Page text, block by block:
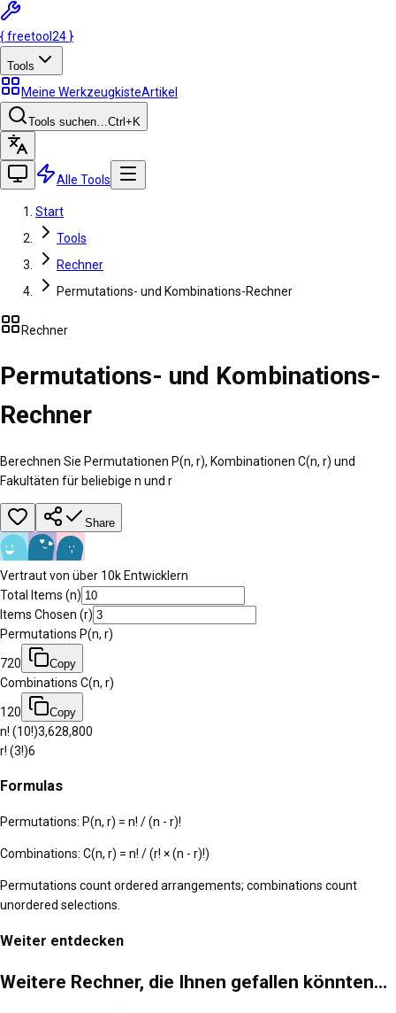
{freetool 24 }
Tools
Meine WerkzeugkisteArtikel
Tools suchen…Ctrl +K
Alle Tools
Start
Tools
Rechner
Permutations- und Kombinations-Rechner
Rechner
Permutations- und Kombinations-
Rechner
Berechnen Sie Permutationen P(n, r), Kombinationen C(n, r) und
Fakultäten für beliebige n und r
Share
Vertraut von über 10k Entwicklern
Total Items (n)
Items Chosen (r)
Permutations P(n, r)
720 Copy
Combinations C(n, r)
120 Copy
n! (10!)3,628,800
r! (3!)6
Formulas
Permutations: P(n, r) = n! / (n - r)!
Combinations: C(n, r) = n! / (r! × (n - r)!)
Permutations count ordered arrangements; combinations count
unordered selections.
Weiter entdecken
Weitere Rechner, die Ihnen gefallen könnten…